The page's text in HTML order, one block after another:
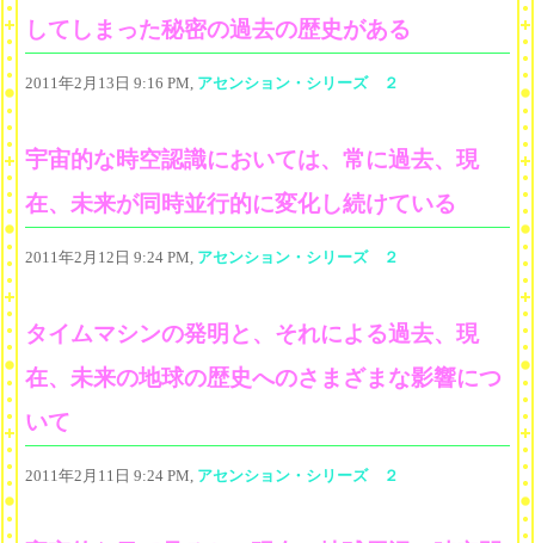
してしまった秘密の過去の歴史がある
2011年2月13日 9:16 PM, アセンション・シリーズ ２
宇宙的な時空認識においては、常に過去、現
在、未来が同時並行的に変化し続けている
2011年2月12日 9:24 PM, アセンション・シリーズ ２
タイムマシンの発明と、それによる過去、現
在、未来の地球の歴史へのさまざまな影響につ
いて
2011年2月11日 9:24 PM, アセンション・シリーズ ２